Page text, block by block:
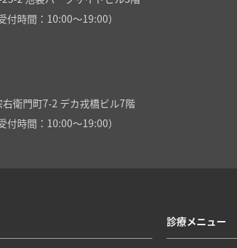
付時間：10:00～19:00）
衛門町7-2 デカ戎橋ビル7階
付時間：10:00～19:00）
診療メニュー